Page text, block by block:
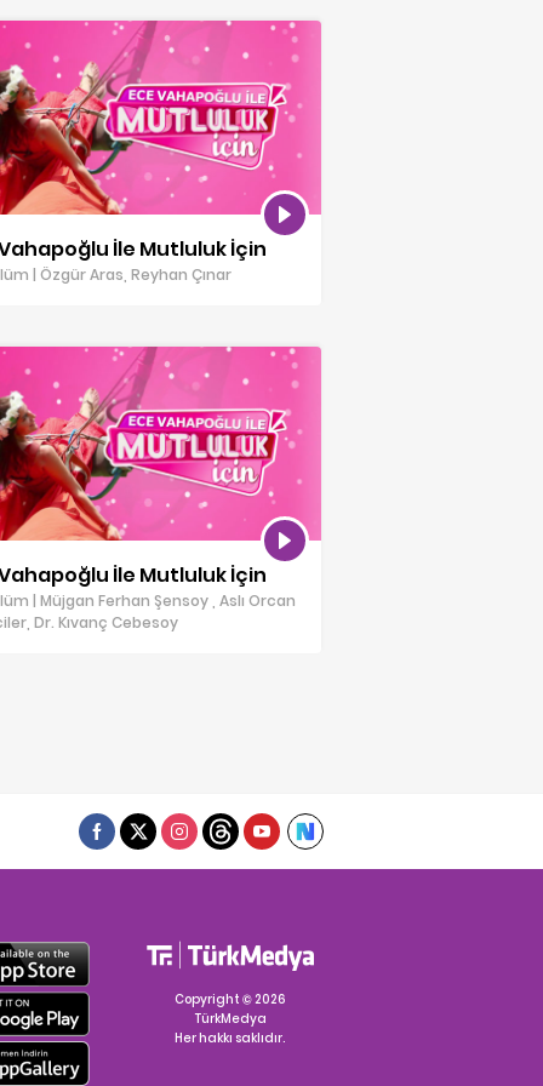
İle Mutluluk İçin
| Özgür Aras, Reyhan Çınar
İle Mutluluk İçin
| Müjgan Ferhan Şensoy , Aslı Orcan
Dr. Kıvanç Cebesoy
Copyright © 2026
TürkMedya
Her hakkı saklıdır.